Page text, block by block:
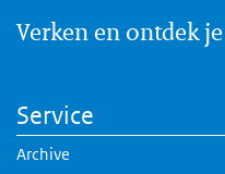
Verken en ontdek
Service
Archive